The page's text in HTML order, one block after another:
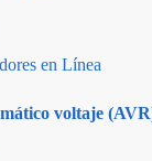
en Línea
voltaje